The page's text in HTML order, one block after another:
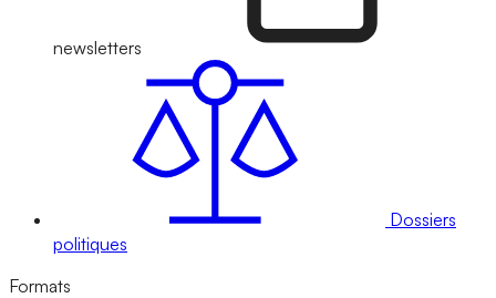
newsletters
Dossiers
politiques
Formats